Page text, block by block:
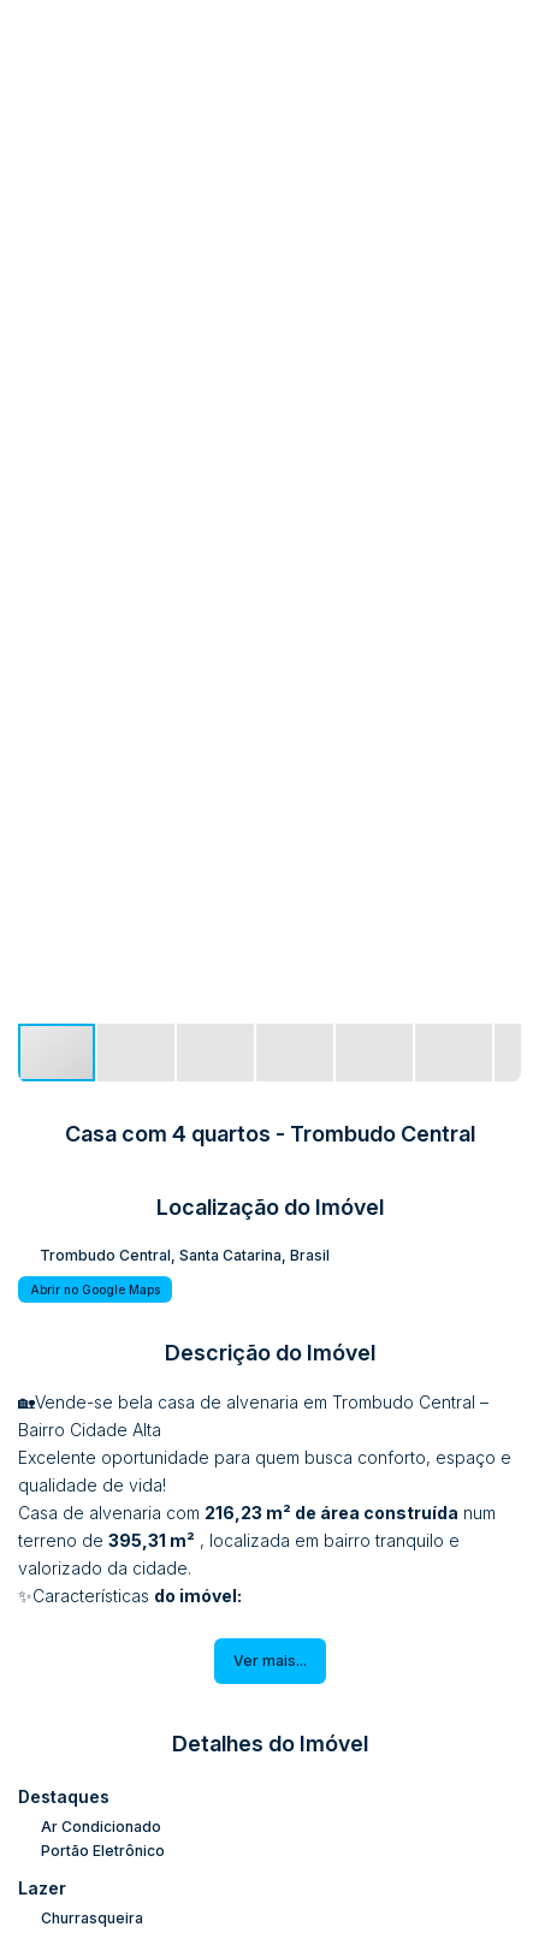
Casa com 4 quartos - Trombudo Central
Localização do Imóvel
Trombudo Central, Santa Catarina, Brasil
Abrir no Google Maps
Descrição do Imóvel
🏡Vende-se bela casa de alvenaria em Trombudo Central –
Bairro Cidade Alta
Excelente oportunidade para quem busca conforto, espaço e
qualidade de vida!
Casa de alvenaria com 216,23 m² de área construída num
terreno de 395,31 m² , localizada em bairro tranquilo e
valorizado da cidade.
✨Características do imóvel:
03 dormitórios adicionais
Cozinha funcional e bem planejada
Área de serviço
Garagem coberta para até 03 carros
Fica totalmente mobiliada!
Imóvel pronto para morar, com excelente acabamento, ótimo
Ver mais...
Detalhes do Imóvel
Destaques
Ar Condicionado
Portão Eletrônico
Lazer
Churrasqueira